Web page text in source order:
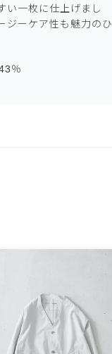
い一枚に仕上げまし
ジーケア性も魅力のひ
％